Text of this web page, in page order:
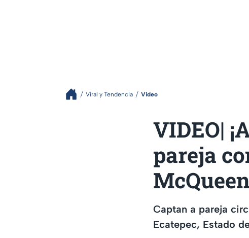
Viral y Tendencia Video
VIDEO|
pareja
Captan a pareja
Ecatepec, Estado